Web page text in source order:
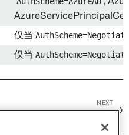
仅当 AuthScheme=Negotiate
仅当 AuthScheme=Negotiate
NEXT
→